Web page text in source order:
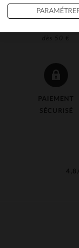
dès 50 €
PAIEMENT
SÉCURISÉ